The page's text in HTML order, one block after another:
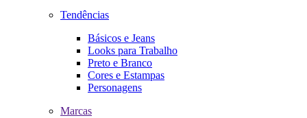
Tendências
Básicos e Jeans
Looks para Trabalho
Preto e Branco
Cores e Estampas
Personagens
Marcas